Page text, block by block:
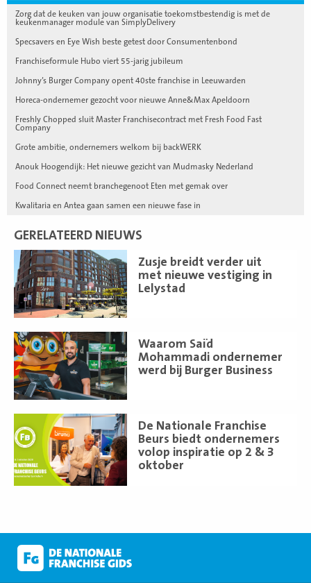
Zorg dat de keuken van jouw organisatie toekomstbestendig is met de
keukenmanager module van SimplyDelivery
Specsavers en Eye Wish beste getest door Consumentenbond
Franchiseformule Hubo viert 55-jarig jubileum
Johnny’s Burger Company opent 40ste franchise in Leeuwarden
Horeca-ondernemer gezocht voor nieuwe Anne&Max Apeldoorn
Freshly Chopped sluit Master Franchisecontract met Fresh Food Fast
Company
Grote ambitie, ondernemers welkom bij backWERK
Anouk Hoogendijk: Het nieuwe gezicht van Mudmasky Nederland
Food Connect neemt branchegenoot Eten met gemak over
Kwalitaria en Antea gaan samen een nieuwe fase in
GERELATEERD NIEUWS
Zusje breidt verder uit
met nieuwe vestiging in
Lelystad
Lees
meer
Waarom Saïd
Mohammadi ondernemer
werd bij Burger Business
Lees
meer
De Nationale Franchise
Beurs biedt ondernemers
volop inspiratie op 2 & 3
oktober
meer